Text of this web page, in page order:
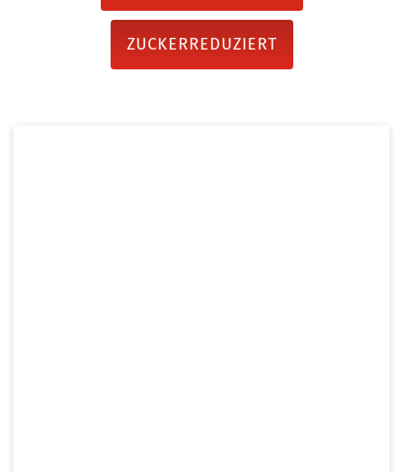
ZUCKERREDUZIERT